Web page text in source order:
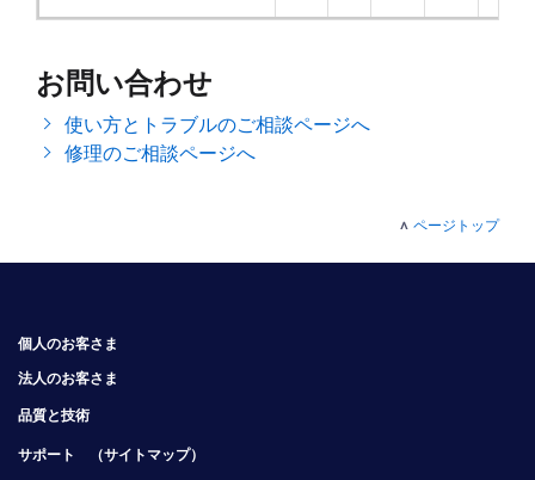
お問い合わせ
使い方とトラブルのご相談ページへ
修理のご相談ページへ
ページトップ
個人のお客さま
法人のお客さま
品質と技術
サポート （サイトマップ）